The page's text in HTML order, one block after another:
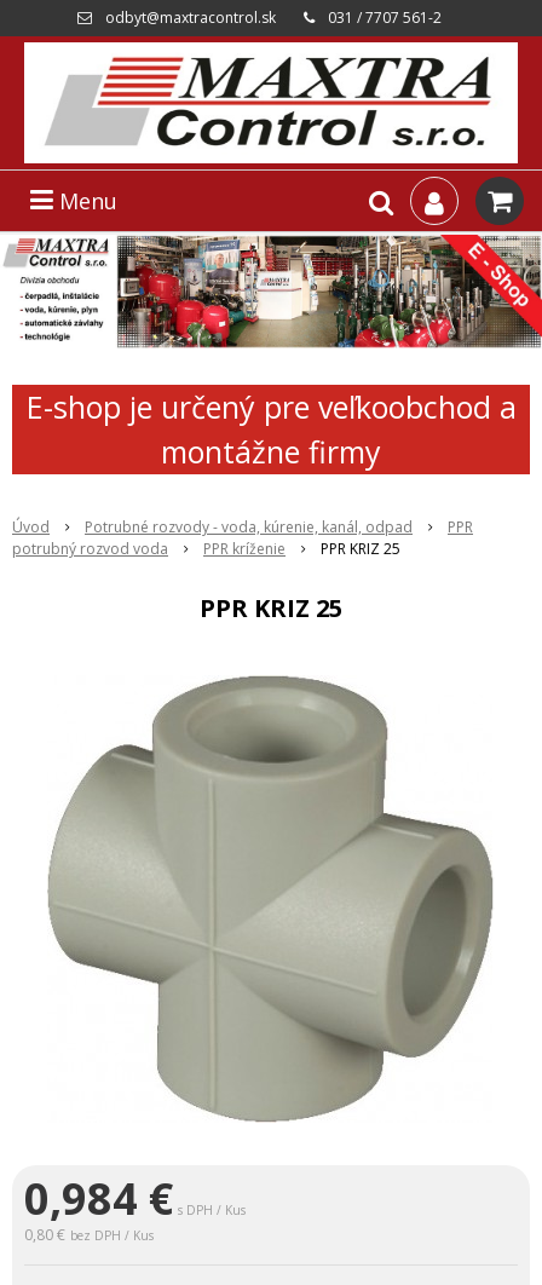
odbyt@maxtracontrol.sk 031 / 7707 561-2
Menu
E-shop je určený pre veľkoobchod a
montážne firmy
Úvod Potrubné rozvody - voda, kúrenie, kanál, odpad
PPR
potrubný rozvod voda
PPR kríženie PPR KRIZ 25
PPR KRIZ 25
0,984 € s DPH / Kus
0,80 € bez DPH / Kus